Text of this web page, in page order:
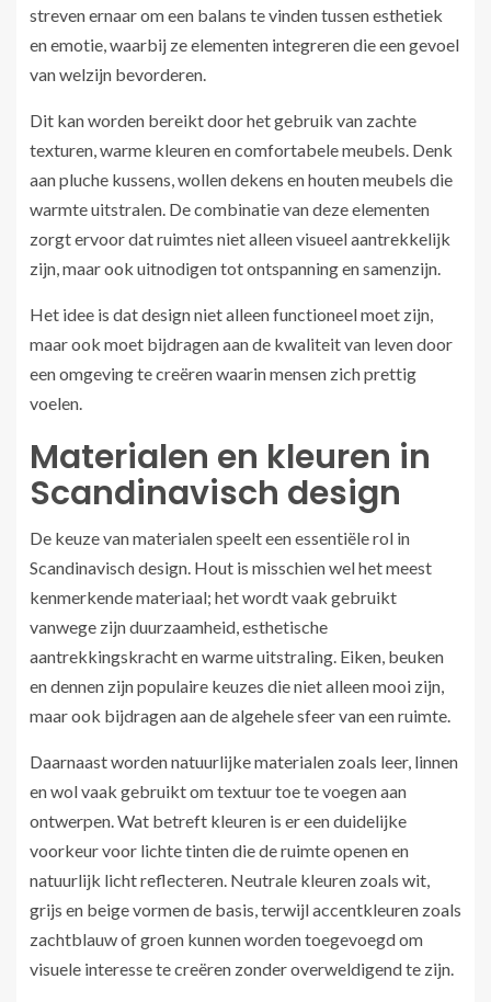
streven ernaar om een balans te vinden tussen esthetiek
en emotie, waarbij ze elementen integreren die een gevoel
van welzijn bevorderen.
Dit kan worden bereikt door het gebruik van zachte
texturen, warme kleuren en comfortabele meubels. Denk
aan pluche kussens, wollen dekens en houten meubels die
warmte uitstralen. De combinatie van deze elementen
zorgt ervoor dat ruimtes niet alleen visueel aantrekkelijk
zijn, maar ook uitnodigen tot ontspanning en samenzijn.
Het idee is dat design niet alleen functioneel moet zijn,
maar ook moet bijdragen aan de kwaliteit van leven door
een omgeving te creëren waarin mensen zich prettig
voelen.
Materialen en kleuren in
Scandinavisch design
De keuze van materialen speelt een essentiële rol in
Scandinavisch design. Hout is misschien wel het meest
kenmerkende materiaal; het wordt vaak gebruikt
vanwege zijn duurzaamheid, esthetische
aantrekkingskracht en warme uitstraling. Eiken, beuken
en dennen zijn populaire keuzes die niet alleen mooi zijn,
maar ook bijdragen aan de algehele sfeer van een ruimte.
Daarnaast worden natuurlijke materialen zoals leer, linnen
en wol vaak gebruikt om textuur toe te voegen aan
ontwerpen. Wat betreft kleuren is er een duidelijke
voorkeur voor lichte tinten die de ruimte openen en
natuurlijk licht reflecteren. Neutrale kleuren zoals wit,
grijs en beige vormen de basis, terwijl accentkleuren zoals
zachtblauw of groen kunnen worden toegevoegd om
visuele interesse te creëren zonder overweldigend te zijn.